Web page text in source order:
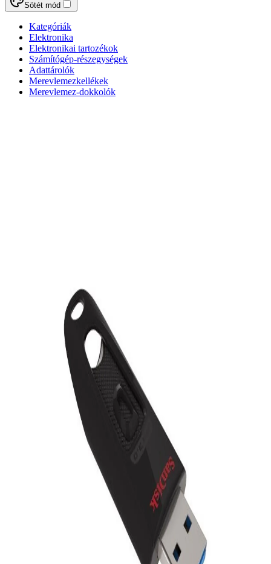
Sötét mód
Kategóriák
Elektronika
Elektronikai tartozékok
Számítógép-részegységek
Adattárolók
Merevlemezkellékek
Merevlemez-dokkolók